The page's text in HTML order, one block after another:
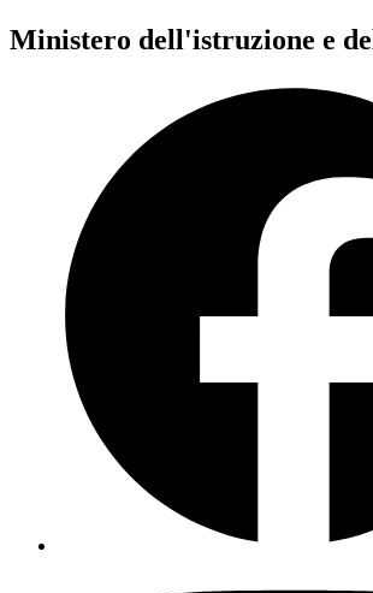
Ministero dell'istruzione e